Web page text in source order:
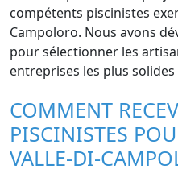
compétents piscinistes
Campoloro. Nous avons
pour sélectionner les
entreprises les plus
COMMENT
PISCINISTES
VALLE-DI-